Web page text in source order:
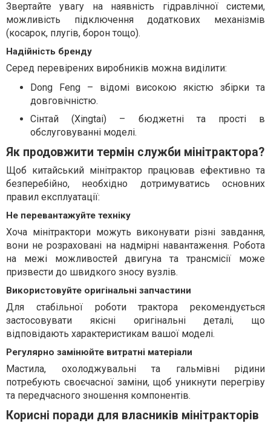
Звертайте увагу на наявність гідравлічної системи,
можливість підключення додаткових механізмів
(косарок, плугів, борон тощо).
Надійність бренду
Серед перевірених виробників можна виділити:
Dong Feng – відомі високою якістю збірки та
довговічністю.
Сінтай (Xingtai) – бюджетні та прості в
обслуговуванні моделі.
Як продовжити термін служби мінітрактора?
Щоб китайський мінітрактор працював ефективно та
безперебійно, необхідно дотримуватись основних
правил експлуатації:
Не перевантажуйте техніку
Хоча мінітрактори можуть виконувати різні завдання,
вони не розраховані на надмірні навантаження. Робота
на межі можливостей двигуна та трансмісії може
призвести до швидкого зносу вузлів.
Використовуйте оригінальні запчастини
Для стабільної роботи трактора рекомендується
застосовувати якісні оригінальні деталі, що
відповідають характеристикам вашої моделі.
Регулярно замінюйте витратні матеріали
Мастила, охолоджувальні та гальмівні рідини
потребують своєчасної заміни, щоб уникнути перегріву
та передчасного зношення компонентів.
Корисні поради для власників мінітракторів